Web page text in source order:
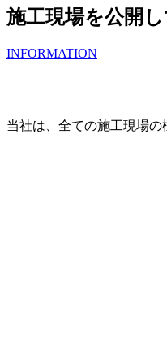
施工現場を公開し
INFORMATION
当社は、全ての施工現場の